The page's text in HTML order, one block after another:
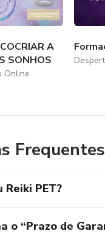
A
SONHOS
Online
Frequentes
Reiki PET?
o “Prazo de